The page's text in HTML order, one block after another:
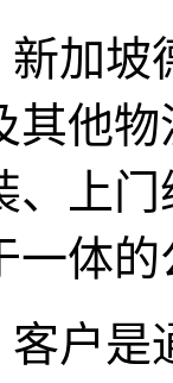
加坡
其他
、上
一体的
户是